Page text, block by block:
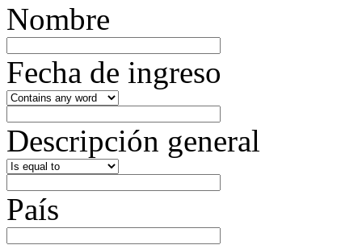
Nombre
Fecha de ingreso
Descripción general
País